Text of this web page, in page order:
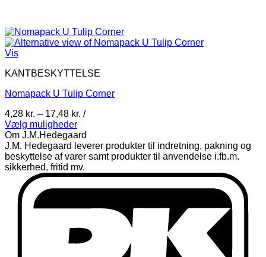
Vis
KANTBESKYTTELSE
Nomapack U Tulip Corner
4,28 kr. – 17,48 kr. Prisinterval:
til
17,48 kr.
/
Vælg muligheder
Dette
vare
har
flere
varianter.
Mulighederne
kan
vælges
Om J.M.Hedegaard
J.M. Hedegaard leverer produkter til indretning, pakning og
beskyttelse af varer samt produkter til anvendelse i.fb.m.
sikkerhed, fritid mv.